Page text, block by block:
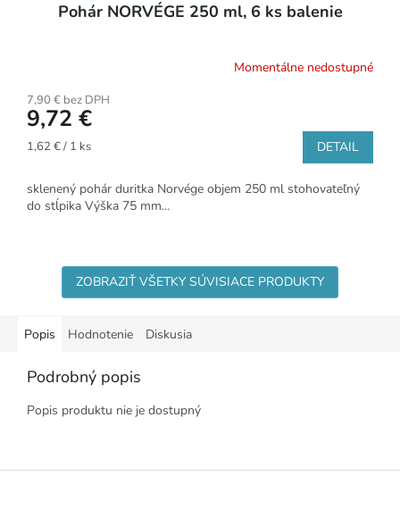
Pohár NORVÉGE 250 ml, 6 ks balenie
Momentálne nedostupné
7,90 € bez DPH
9,72 €
Jednotková
1,62 € / 1 ks DETAIL
sklenený pohár duritka Norvége objem 250 ml stohovateľný
do stĺpika Výška 75 mm...
ZOBRAZIŤ VŠETKY SÚVISIACE PRODUKTY
Popis Hodnotenie Diskusia
Podrobný popis
Popis produktu nie je dostupný
Z